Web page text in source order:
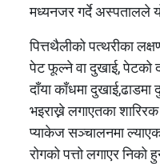
मध्यनजर गर्दे अस्पतालले
पित्तथैलीको पत्थरीका
पेट फूल्ने वा दुखाई, पेटको
दाँया काँधमा
भइराख्ने लगाएतका
प्याकेज सञ्चालनमा
रोगको पत्तो लगाएर